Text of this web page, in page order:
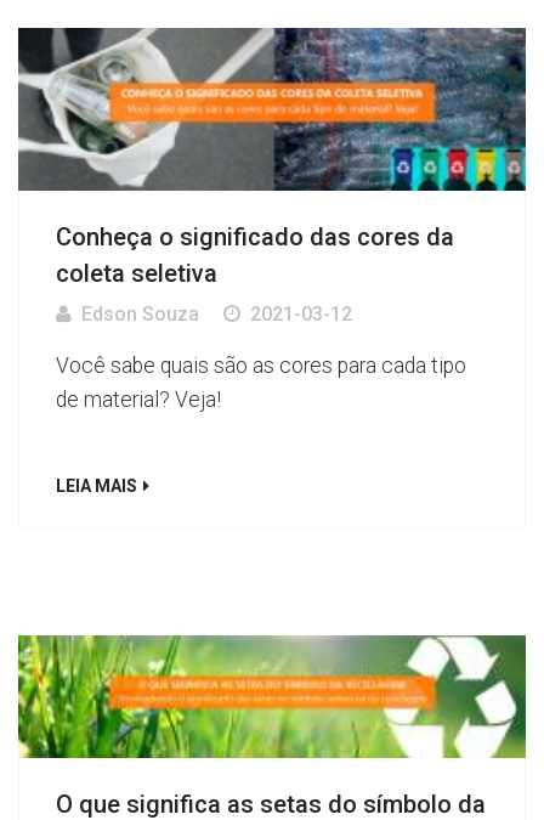
Conheça o significado das cores da
coleta seletiva
Edson Souza 2021-03-12
Você sabe quais são as cores para cada tipo
de material? Veja!
LEIA MAIS
O que significa as setas do símbolo da